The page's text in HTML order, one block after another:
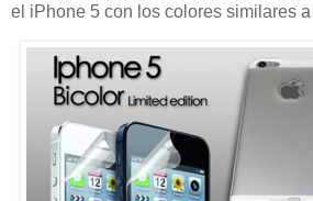
el iPhone 5 con los colores similares